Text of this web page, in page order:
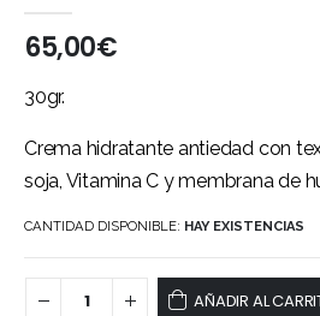
65,00€
30gr.
Crema hidratante antiedad con
soja, Vitamina C y membrana de
CANTIDAD DISPONIBLE: HAY EXISTENCIAS
AÑADIR AL